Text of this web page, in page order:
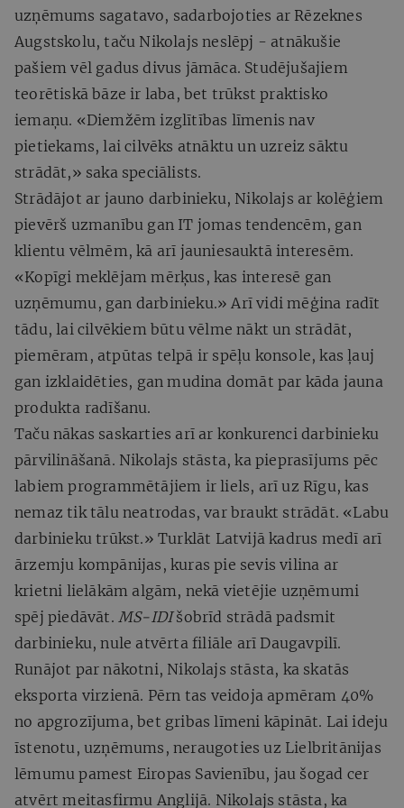
uzņēmums sagatavo, sadarbojoties ar Rēzeknes
Augstskolu, taču Nikolajs neslēpj - atnākušie
pašiem vēl gadus divus jāmāca. Studējušajiem
teorētiskā bāze ir laba, bet trūkst praktisko
iemaņu. «Diemžēm izglītības līmenis nav
pietiekams, lai cilvēks atnāktu un uzreiz sāktu
strādāt,» saka speciālists.
Strādājot ar jauno darbinieku, Nikolajs ar kolēģiem
pievērš uzmanību gan IT jomas tendencēm, gan
klientu vēlmēm, kā arī jauniesauktā interesēm.
«Kopīgi meklējam mērķus, kas interesē gan
uzņēmumu, gan darbinieku.» Arī vidi mēģina radīt
tādu, lai cilvēkiem būtu vēlme nākt un strādāt,
piemēram, atpūtas telpā ir spēļu konsole, kas ļauj
gan izklaidēties, gan mudina domāt par kāda jauna
produkta radīšanu.
Taču nākas saskarties arī ar konkurenci darbinieku
pārvilināšanā. Nikolajs stāsta, ka pieprasījums pēc
labiem programmētājiem ir liels, arī uz Rīgu, kas
nemaz tik tālu neatrodas, var braukt strādāt. «Labu
darbinieku trūkst.» Turklāt Latvijā kadrus medī arī
ārzemju kompānijas, kuras pie sevis vilina ar
krietni lielākām algām, nekā vietējie uzņēmumi
spēj piedāvāt. MS-IDIšobrīd strādā padsmit
darbinieku, nule atvērta filiāle arī Daugavpilī.
Runājot par nākotni, Nikolajs stāsta, ka skatās
eksporta virzienā. Pērn tas veidoja apmēram 40%
no apgrozījuma, bet gribas līmeni kāpināt. Lai ideju
īstenotu, uzņēmums, neraugoties uz Lielbritānijas
lēmumu pamest Eiropas Savienību, jau šogad cer
atvērt meitasfirmu Anglijā. Nikolajs stāsta, ka